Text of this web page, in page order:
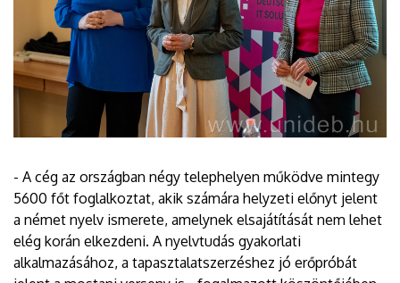
- A cég az országban négy telephelyen működve mintegy
5600 főt foglalkoztat, akik számára helyzeti előnyt jelent
a német nyelv ismerete, amelynek elsajátítását nem lehet
elég korán elkezdeni. A nyelvtudás gyakorlati
alkalmazásához, a tapasztalatszerzéshez jó erőpróbát